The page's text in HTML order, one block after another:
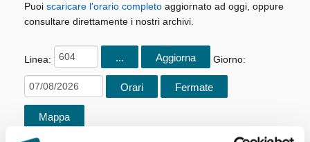
Puoi scaricare l'orario completo aggiornato ad oggi, oppure
consultare direttamente i nostri archivi.
Linea: Giorno: